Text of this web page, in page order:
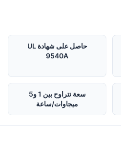
حاصل على شهادة UL
9540A
سعة تتراوح بين 1 و5
ميجاوات/ساعة